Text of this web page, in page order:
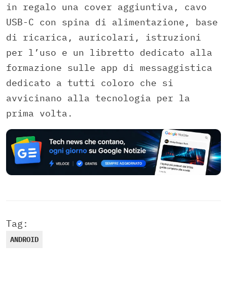
in regalo una cover aggiuntiva, cavo
USB-C con spina di alimentazione, base
di ricarica, auricolari, istruzioni
per l’uso e un libretto dedicato alla
formazione sulle app di messaggistica
dedicato a tutti coloro che si
avvicinano alla tecnologia per la
prima volta.
Tag:
ANDROID